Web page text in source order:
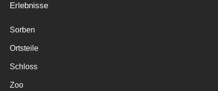
Erlebnisse
Sorben
Ortsteile
Schloss
Zoo